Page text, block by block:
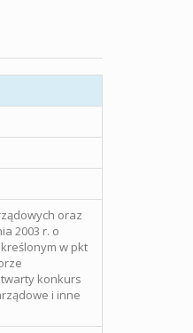
oraz
2003 r. o
w pkt
konkurs
i inne